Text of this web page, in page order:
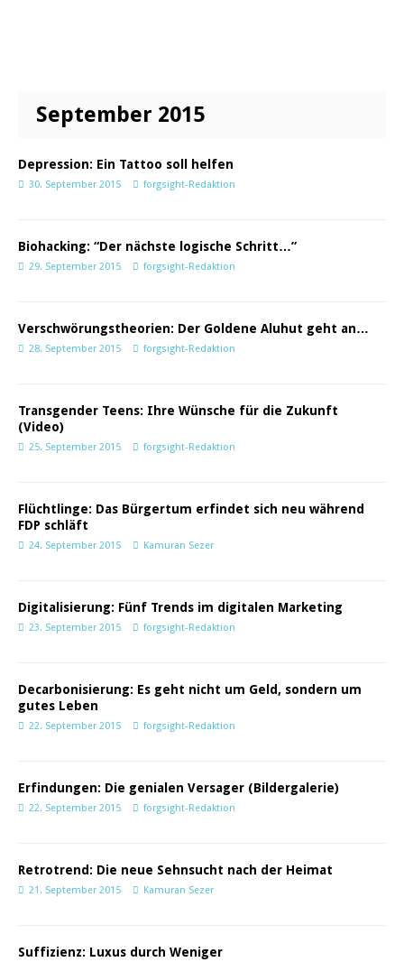
September 2015
Depression: Ein Tattoo soll helfen
30. September 2015 forgsight-Redaktion
Biohacking: “Der nächste logische Schritt…”
29. September 2015 forgsight-Redaktion
Verschwörungstheorien: Der Goldene Aluhut geht an…
28. September 2015 forgsight-Redaktion
Transgender Teens: Ihre Wünsche für die Zukunft
(Video)
25. September 2015 forgsight-Redaktion
Flüchtlinge: Das Bürgertum erfindet sich neu während
FDP schläft
24. September 2015 Kamuran Sezer
Digitalisierung: Fünf Trends im digitalen Marketing
23. September 2015 forgsight-Redaktion
Decarbonisierung: Es geht nicht um Geld, sondern um
gutes Leben
22. September 2015 forgsight-Redaktion
Erfindungen: Die genialen Versager (Bildergalerie)
22. September 2015 forgsight-Redaktion
Retrotrend: Die neue Sehnsucht nach der Heimat
21. September 2015 Kamuran Sezer
Suffizienz: Luxus durch Weniger